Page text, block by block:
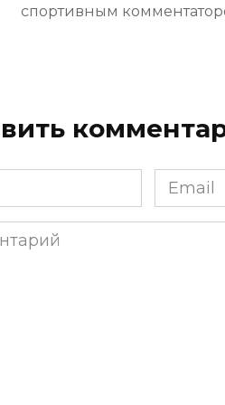
спортивным
Email
*